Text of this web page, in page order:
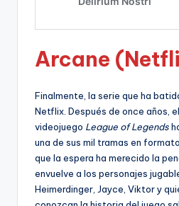
Arcane
Finalmente, la serie que ha
Netflix. Después de once años,
videojuego League of Legends
una de sus mil tramas en
que la espera ha merecido la
envuelve a los personajes
Heimerdinger, Jayce, Viktor y